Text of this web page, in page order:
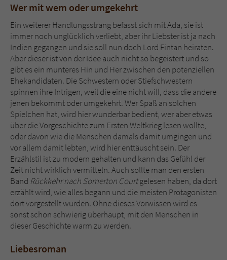
Wer mit wem oder umgekehrt
Ein weiterer Handlungsstrang befasst sich mit Ada, sie ist
immer noch unglücklich verliebt, aber ihr Liebster ist ja nach
Indien gegangen und sie soll nun doch Lord Fintan heiraten.
Aber dieser ist von der Idee auch nicht so begeistert und so
gibt es ein munteres Hin und Her zwischen den potenziellen
Ehekandidaten. Die Schwestern oder Stiefschwestern
spinnen ihre Intrigen, weil die eine nicht will, dass die andere
jenen bekommt oder umgekehrt. Wer Spaß an solchen
Spielchen hat, wird hier wunderbar bedient, wer aber etwas
über die Vorgeschichte zum Ersten Weltkrieg lesen wollte,
oder davon wie die Menschen damals damit umgingen und
vor allem damit lebten, wird hier enttäuscht sein. Der
Erzählstil ist zu modern gehalten und kann das Gefühl der
Zeit nicht wirklich vermitteln. Auch sollte man den ersten
Band Rückkehr nach Somerton Courtgelesen haben, da dort
erzählt wird, wie alles begann und die meisten Protagonisten
dort vorgestellt wurden. Ohne dieses Vorwissen wird es
sonst schon schwierig überhaupt, mit den Menschen in
dieser Geschichte warm zu werden.
Liebesroman